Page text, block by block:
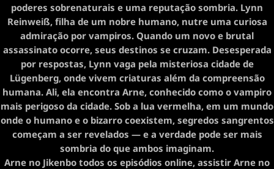
poderes sobrenaturais e uma reputação sombria. Lynn
Reinweiß, filha de um nobre humano, nutre uma curiosa
admiração por vampiros. Quando um novo e brutal
assassinato ocorre, seus destinos se cruzam. Desesperada
por respostas, Lynn vaga pela misteriosa cidade de
Lügenberg, onde vivem criaturas além da compreensão
humana. Ali, ela encontra Arne, conhecido como o vampiro
mais perigoso da cidade. Sob a lua vermelha, em um mundo
onde o humano e o bizarro coexistem, segredos sangrentos
começam a ser revelados — e a verdade pode ser mais
sombria do que ambos imaginam.
Arne no Jikenbo todos os episódios online, assistir Arne no